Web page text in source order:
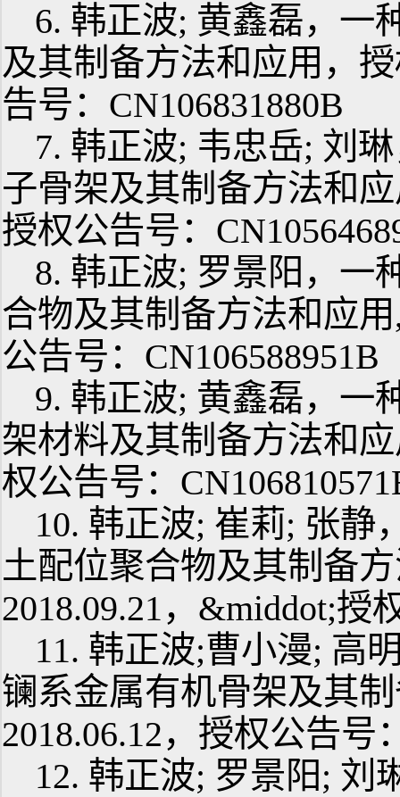
6. 韩正波; 黄鑫磊，一
及其制备方法和应用，
告号：CN106831880B
7. 韩正波; 韦忠岳; 刘
子骨架及其制备方法和
授权公告号：
8. 韩正波; 罗景阳，一
合物及其制备方法和应
公告号：CN106588951B
9. 韩正波; 黄鑫磊，一
架材料及其制备方法和
权公告号：
10. 韩正波; 崔莉; 张静
土配位聚合物及其制备
2018.09.21，&middot;授
11. 韩正波;曹小漫; 高
镧系金属有机骨架及其
2018.06.12，授权公告号
12. 韩正波; 罗景阳; 刘